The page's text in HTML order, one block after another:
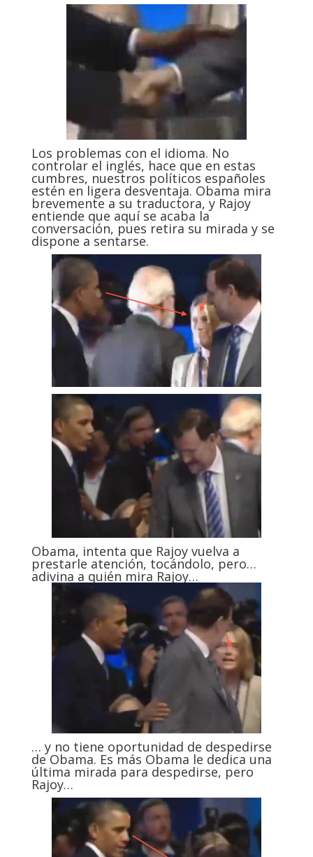
Los problemas con el idioma. No
controlar el inglés, hace que en estas
cumbres, nuestros políticos españoles
estén en ligera desventaja. Obama mira
brevemente a su traductora, y Rajoy
entiende que aquí se acaba la
conversación, pues retira su mirada y se
dispone a sentarse.
Obama, intenta que Rajoy vuelva a
prestarle atención, tocándolo, pero…
adivina a quién mira Rajoy…
… y no tiene oportunidad de despedirse
de Obama. Es más Obama le dedica una
última mirada para despedirse, pero
Rajoy…